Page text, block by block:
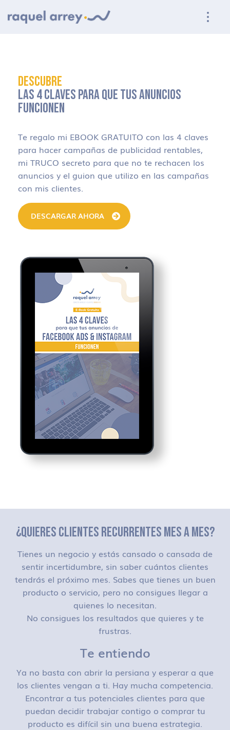
DESCUBRE
LAS 4 CLAVES PARA QUE TUS ANUNCIOS
FUNCIONEN
Te regalo mi EBOOK GRATUITO con las 4 claves
para hacer campañas de publicidad rentables,
mi TRUCO secreto para que no te rechacen los
anuncios y el guion que utilizo en las campañas
con mis clientes.
DESCARGAR AHORA
¿QUIERES CLIENTES RECURRENTES MES A MES?
Tienes un negocio y estás cansado o cansada de
sentir incertidumbre, sin saber cuántos clientes
tendrás el próximo mes. Sabes que tienes un buen
producto o servicio, pero no consigues llegar a
quienes lo necesitan.
No consigues los resultados que quieres y te
frustras.
Te entiendo
Ya no basta con abrir la persiana y esperar a que
los clientes vengan a ti. Hay mucha competencia.
Encontrar a tus potenciales clientes para que
puedan decidir trabajar contigo o comprar tu
producto es difícil sin una buena estrategia.